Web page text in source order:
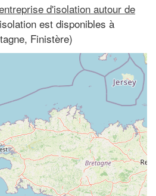
d'isolation autour de
est disponibles à
Finistère)